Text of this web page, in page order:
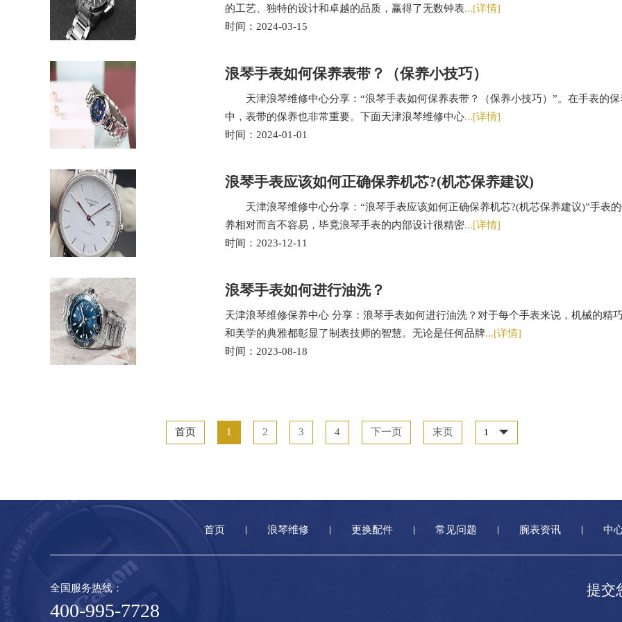
的工艺、独特的设计和卓越的品质，赢得了无数钟表...[详情]
时间：2024-03-15
浪琴手表如何保养表带？（保养小技巧）
天津浪琴维修中心分享：“浪琴手表如何保养表带？（保养小技巧）”。在手表的保
中，表带的保养也非常重要。下面天津浪琴维修中心...[详情]
时间：2024-01-01
浪琴手表应该如何正确保养机芯?(机芯保养建议)
天津浪琴维修中心分享：“浪琴手表应该如何正确保养机芯?(机芯保养建议)”手表
养相对而言不容易，毕竟浪琴手表的内部设计很精密...[详情]
时间：2023-12-11
浪琴手表如何进行油洗？
天津浪琴维修保养中心 分享：浪琴手表如何进行油洗？对于每个手表来说，机械的精
和美学的典雅都彰显了制表技师的智慧。无论是任何品牌...[详情]
时间：2023-08-18
首页 1 2 3 4 下一页 末页
首页 浪琴维修 更换配件 常见问题 腕表资讯 中
提交
全国服务热线：
400-995-7728